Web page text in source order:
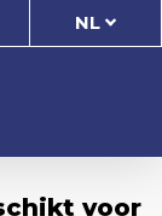
NL
voor